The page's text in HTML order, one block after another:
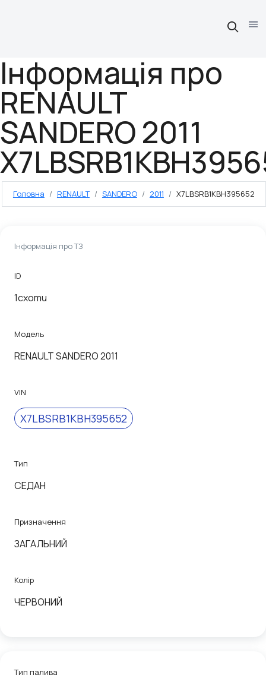
Інформація про
RENAULT
SANDERO 2011
Головна RENAULT SANDERO 2011 X7LBSRB1KBH395652
Інформація про ТЗ
ID
1cxomu
Модель
RENAULT SANDERO 2011
VIN
X7LBSRB1KBH395652
Тип
СЕДАН
Призначення
ЗАГАЛЬНИЙ
Колір
ЧЕРВОНИЙ
Тип палива